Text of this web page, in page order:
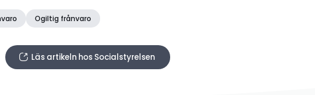
Ogiltig frånvaro
Läs artikeln hos Socialstyrelsen